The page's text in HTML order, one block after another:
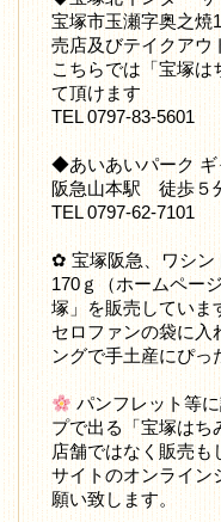
宝塚市玉瀬字奥之焼
売店及びテイクアウ
こちらでは「宝塚は
て頂けます
TEL 0797-83-5601
◆あいあいパーク ギ
阪急山本駅 徒歩５
TEL 0797-62-7101
✿ 宝塚阪急、ワシン
170ｇ（ホームペー
塚」を販売していま
セロファンの袋に入
ングで手土産にぴっ
パンフレット等
プで出る「宝塚はち
店舗ではなく販売も
サイトのオンライン
願い致します。